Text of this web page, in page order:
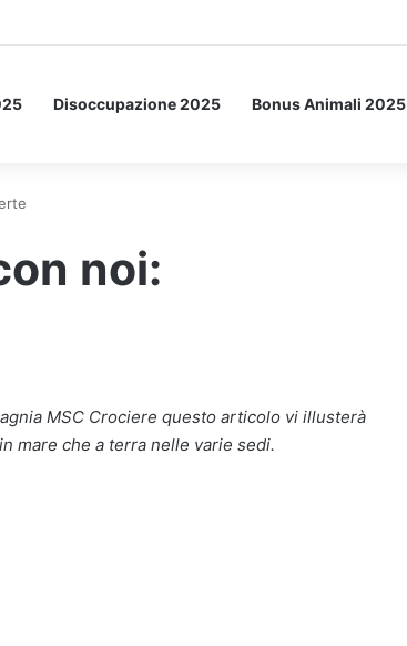
spaziale.
Disoccupazione 2025 Bonus Animali 2025
noi:
MSC Crociere questo articolo vi illusterà
mare che a terra nelle varie sedi.